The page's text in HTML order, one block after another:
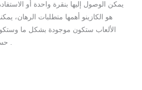
يمكن الوصول إليها بنقرة واحدة أو
هو الكازينو أهمها متطلبات الرهان،
الألعاب ستكون موجودة بشكل ما
حسب المكان الذي تلعب فيه .